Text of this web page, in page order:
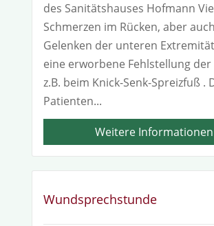
des Sanitätshauses Hofmann
Schmerzen im Rücken, aber
Gelenken der unteren
eine erworbene Fehlstellung der
z.B. beim Knick-Senk-Spreizfuß .
Patienten...
Weitere Informationen
Wundsprechstunde